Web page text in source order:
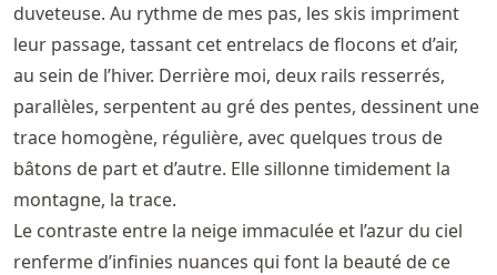
duveteuse. Au rythme de mes pas, les skis impriment
leur passage, tassant cet entrelacs de flocons et d’air,
au sein de l’hiver. Derrière moi, deux rails resserrés,
parallèles, serpentent au gré des pentes, dessinent une
trace homogène, régulière, avec quelques trous de
bâtons de part et d’autre. Elle sillonne timidement la
montagne, la trace.
Le contraste entre la neige immaculée et l’azur du ciel
renferme d’infinies nuances qui font la beauté de ce